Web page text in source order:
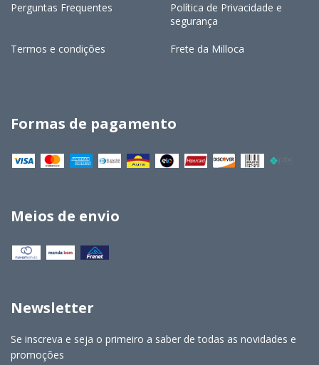
Perguntas Frequentes
Política de Privacidade e
segurança
Termos e condições Frete da Milloca
Formas de pagamento
Meios de envio
Newsletter
Se inscreva e seja o primeiro a saber de todas as novidades e
promoções